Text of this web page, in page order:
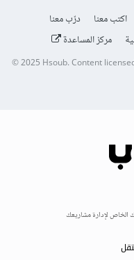
اكتب معنا
درّب معنا
مركز المساعدة
© 2025 Hsoub.Content